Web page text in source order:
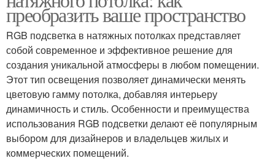
преобразить ваше пространство
RGB подсветка в натяжных потолках представляет
собой современное и эффективное решение для
создания уникальной атмосферы в любом помещении.
Этот тип освещения позволяет динамически менять
цветовую гамму потолка, добавляя интерьеру
динамичность и стиль. Особенности и преимущества
использования RGB подсветки делают её популярным
выбором для дизайнеров и владельцев жилых и
коммерческих помещений.